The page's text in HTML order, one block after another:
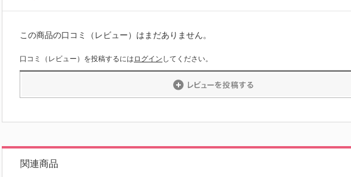
この商品の口コミ（レビュー）はまだありません。
口コミ（レビュー）を投稿するには ログイン してください。
関連商品